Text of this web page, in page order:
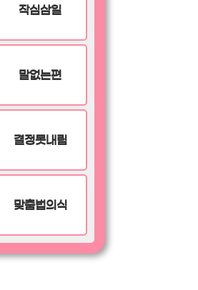
작심삼일
말없는편
결정못내림
맞춤법의식